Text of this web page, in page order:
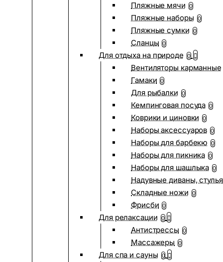
Пляжные мячи 0
Пляжные наборы 0
Пляжные сумки 0
Сланцы 0
Для отдыха на природе 0
Вентиляторы карманные
Гамаки 0
Для рыбалки 0
Кемпинговая посуда 0
Коврики и циновки 0
Наборы аксессуаров 0
Наборы для барбекю 0
Наборы для пикника 0
Наборы для шашлыка 0
Надувные диваны, стулья
Складные ножи 0
Фрисби 0
Для релаксации 0
Антистрессы 0
Массажеры 0
Для спа и сауны 0